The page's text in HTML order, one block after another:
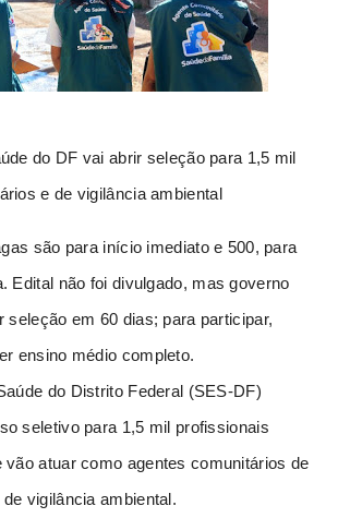
do DF vai abrir seleção para 1,5 mil
e de vigilância ambiental
são para início imediato e 500, para
Edital não foi divulgado, mas governo
seleção em 60 dias; para participar,
ensino médio completo.
do Distrito Federal (SES-DF)
seletivo para 1,5 mil profissionais
vão atuar como agentes comunitários de
vigilância ambiental.